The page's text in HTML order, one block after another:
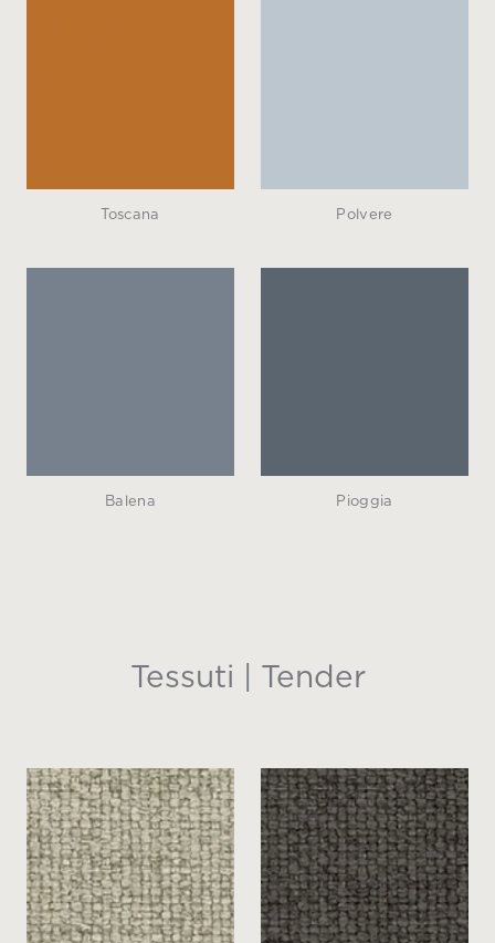
Toscana Polvere
Balena Pioggia
Tessuti | Tender